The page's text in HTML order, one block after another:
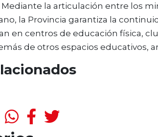
la articulación entre los
la Provincia garantiza la
en centros de educación física,
de otros espacios educativos,